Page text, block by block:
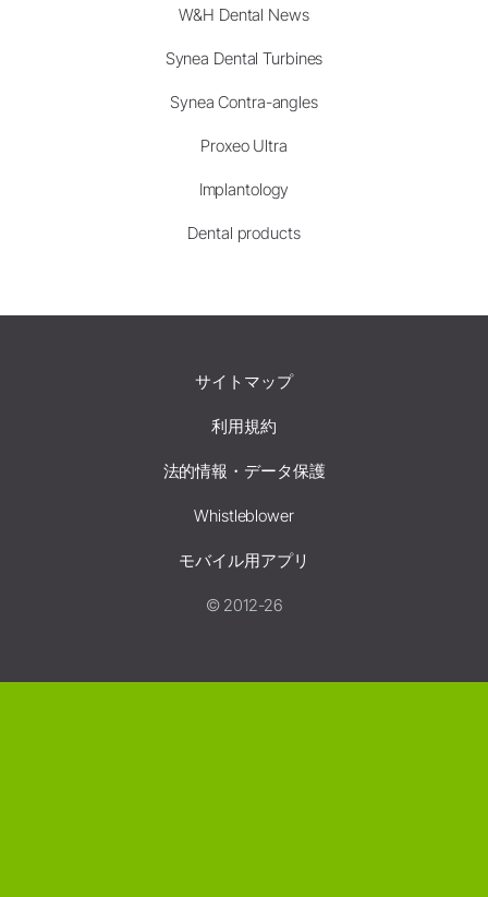
W&H Dental News
Synea Dental Turbines
Synea Contra-angles
Proxeo Ultra
Implantology
Dental products
サイトマップ
利用規約
法的情報・データ保護
Whistleblower
モバイル用アプリ
© 2012-26